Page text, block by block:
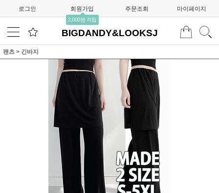
로그인 회원가입
2,000원 적립
주문조회 마이페이지
BIGDANDY&LOOKSJ
팬츠 > 긴바지